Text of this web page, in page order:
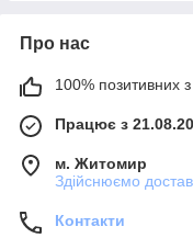
Про нас
100% позитивних з
Працює з
м. Житомир
Здійснюємо
Контакти